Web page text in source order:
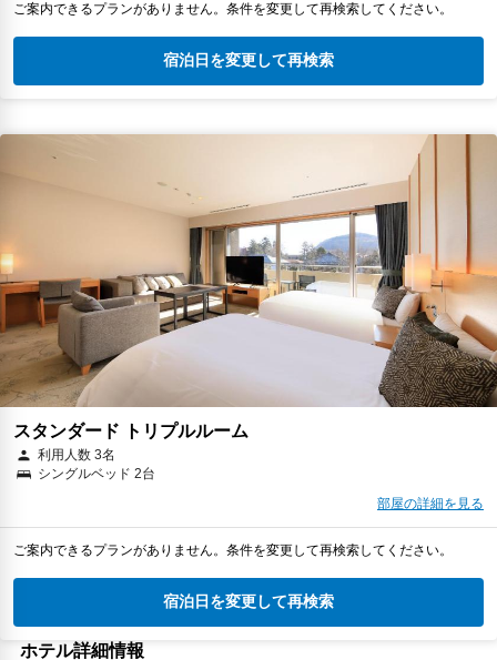
ご案内できるプランがありません。条件を変更して再検索してください。
宿泊日を変更して再検索
スタンダード トリプルルーム
利用人数 3名
シングルベッド 2台
部屋の詳細を見る
ご案内できるプランがありません。条件を変更して再検索してください。
宿泊日を変更して再検索
ホテル詳細情報